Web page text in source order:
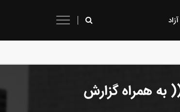
به همراه گزارش